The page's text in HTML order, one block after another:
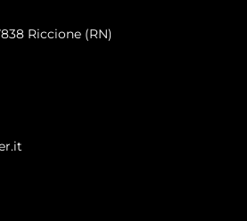
Riccione (RN)